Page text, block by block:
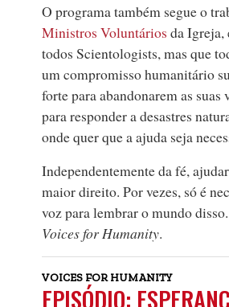
O programa também segue o
Ministros Voluntários da Igreja,
todos Scientologists, mas que
um compromisso humanitário
forte para abandonarem as suas
para responder a desastres
onde quer que a ajuda seja
Independentemente da fé,
maior direito. Por vezes, só é
voz para lembrar o mundo
Voices for Humanity.
VOICES FOR HUMANITY
EPISÓDIO: